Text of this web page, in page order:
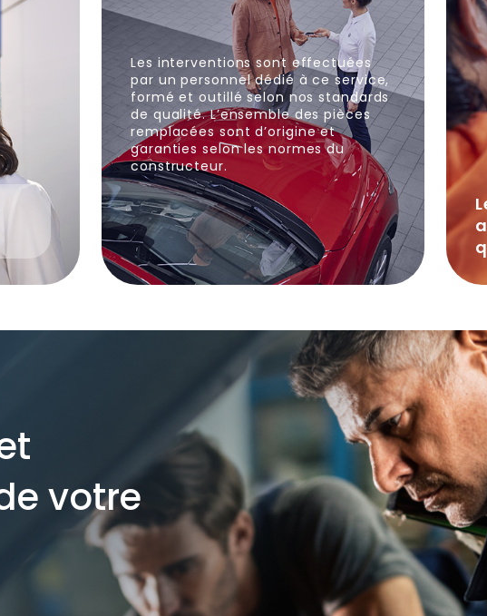
Les interventions sont effectuées
par un personnel dédié à ce service,
formé et outillé selon nos standards
de qualité. L’ensemble des pièces
remplacées sont d’origine et
garanties selon les normes du
constructeur.
votre